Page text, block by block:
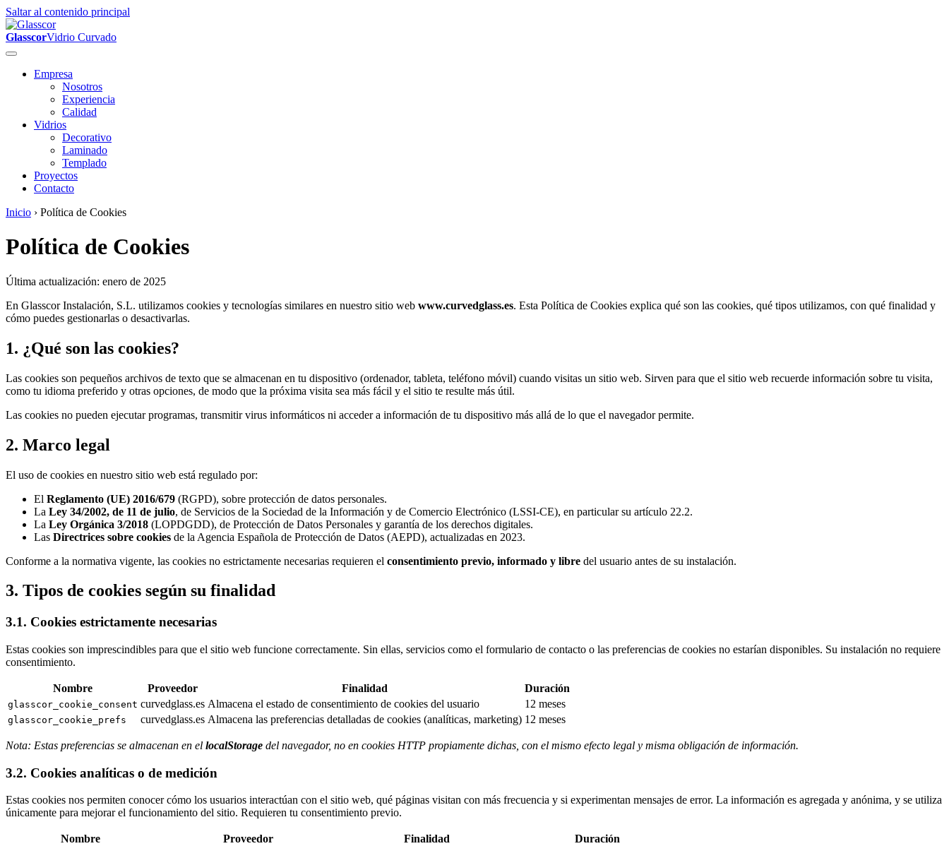
Saltar al contenido principal
GlasscorVidrio Curvado
Empresa
Nosotros
Experiencia
Calidad
Vidrios
Decorativo
Laminado
Templado
Proyectos
Contacto
Inicio › Política de Cookies
Política de Cookies
Última actualización: enero de 2025
En Glasscor Instalación, S.L. utilizamos cookies y tecnologías similares en nuestro sitio web www.curvedglass.es. Esta Política de Cookies explica qué son las cookies, qué tipos utilizamos, con qué finalidad y
cómo puedes gestionarlas o desactivarlas.
1. ¿Qué son las cookies?
Las cookies son pequeños archivos de texto que se almacenan en tu dispositivo (ordenador, tableta, teléfono móvil) cuando visitas un sitio web. Sirven para que el sitio web recuerde información sobre tu visita,
como tu idioma preferido y otras opciones, de modo que la próxima visita sea más fácil y el sitio te resulte más útil.
Las cookies no pueden ejecutar programas, transmitir virus informáticos ni acceder a información de tu dispositivo más allá de lo que el navegador permite.
2. Marco legal
El uso de cookies en nuestro sitio web está regulado por:
El Reglamento (UE) 2016/679 (RGPD), sobre protección de datos personales.
La Ley 34/2002, de 11 de julio, de Servicios de la Sociedad de la Información y de Comercio Electrónico (LSSI-CE), en particular su artículo 22.2.
La Ley Orgánica 3/2018 (LOPDGDD), de Protección de Datos Personales y garantía de los derechos digitales.
Las Directrices sobre cookies de la Agencia Española de Protección de Datos (AEPD), actualizadas en 2023.
Conforme a la normativa vigente, las cookies no estrictamente necesarias requieren el consentimiento previo, informado y libre del usuario antes de su instalación.
3. Tipos de cookies según su finalidad
3.1. Cookies estrictamente necesarias
Estas cookies son imprescindibles para que el sitio web funcione correctamente. Sin ellas, servicios como el formulario de contacto o las preferencias de cookies no estarían disponibles. Su instalación no requiere
consentimiento.
Nombre Proveedor Finalidad Duración
glasscor_cookie_consent curvedglass.es Almacena el estado de consentimiento de cookies del usuario 12 meses
glasscor_cookie_prefs curvedglass.es Almacena las preferencias detalladas de cookies (analíticas, marketing) 12 meses
Nota: Estas preferencias se almacenan en el localStorage del navegador, no en cookies HTTP propiamente dichas, con el mismo efecto legal y misma obligación de información.
3.2. Cookies analíticas o de medición
Estas cookies nos permiten conocer cómo los usuarios interactúan con el sitio web, qué páginas visitan con más frecuencia y si experimentan mensajes de error. La información es agregada y anónima, y se utiliza
únicamente para mejorar el funcionamiento del sitio. Requieren tu consentimiento previo.
Nombre Proveedor Finalidad
Duración